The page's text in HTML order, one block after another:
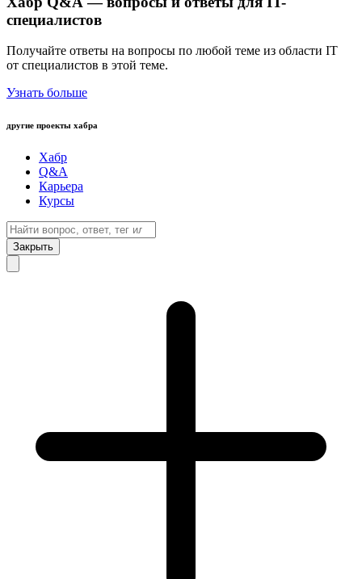
специалистов
Получайте ответы на вопросы по любой теме из области IT
от специалистов в этой теме.
Узнать больше
другие проекты хабра
Хабр
Q&A
Карьера
Курсы
Закрыть